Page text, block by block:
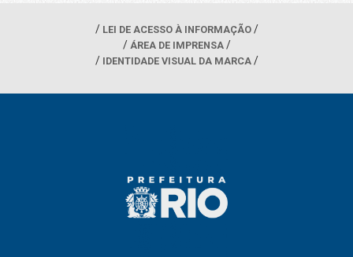
LEI DE ACESSO À INFORMAÇÃO
ÁREA DE IMPRENSA
IDENTIDADE VISUAL DA MARCA